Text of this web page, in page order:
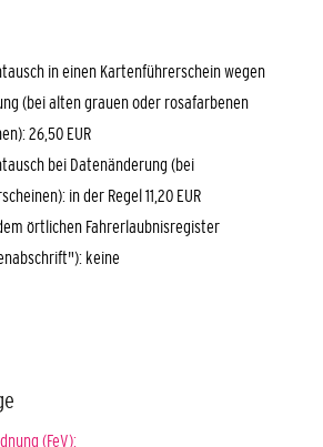
in einen Kartenführerschein wegen
(bei alten grauen oder rosafarbenen
26,50 EUR
bei Datenänderung (bei
in der Regel 11,20 EUR
örtlichen Fahrerlaubnisregister
keine
(FeV):